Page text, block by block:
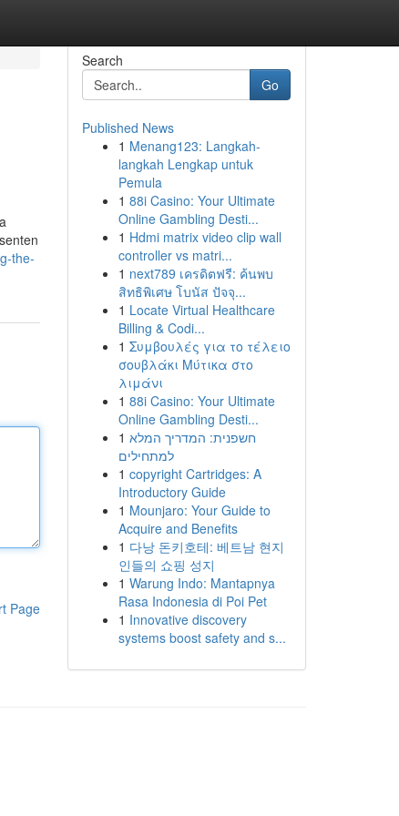
the-
Page
Search
Go
Published News
1 Menang123: Langkah-
langkah Lengkap untuk
Pemula
1 88i Casino: Your Ultimate
Online Gambling Desti...
1 Hdmi matrix video clip wall
controller vs matri...
1 next789 เครดิตฟรี: ค้นพบ
สิทธิพิเศษ โบนัส ปัจจุ...
1 Locate Virtual Healthcare
Billing & Codi...
1 Συμβουλές για το τέλειο
σουβλάκι Μύτικα στο
λιμάνι
1 88i Casino: Your Ultimate
Online Gambling Desti...
1 חשפנית: המדריך המלא
למתחילים
1 copyright Cartridges: A
Introductory Guide
1 Mounjaro: Your Guide to
Acquire and Benefits
1 다낭 돈키호테: 베트남 현지
인들의 쇼핑 성지
1 Warung Indo: Mantapnya
Rasa Indonesia di Poi Pet
1 Innovative discovery
systems boost safety and s...